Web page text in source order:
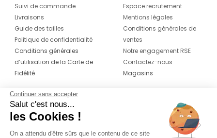
Des prix imbattables !
De -30 à -70%, votre magasin Degriffstock Aix-En-
Provence - Chaussures ne cessera de vous
surprendre avec ses arrivages hebdomadaires à prix
cassés et ses nouvelles collections pour femme,
homme et enfant.
Degriffstock Aix-En-Provence - Chaussures
s’engage à vous fournir le meilleur service aux
meilleurs prix toute l’année sur une large sélection
Suivi de commande
Livraisons
Guide des tailles
Politique de confidentialité
Conditions générales
d’utilisation de la Carte de
Fidélité
Espace recrutement
Mentions légales
Conditions générales de
ventes
Notre engagement RSE
Contactez-nous
Magasins
CONTACT
04 42 20 78 42
Du lundi au jeudi de 8h30 à 16h30 & le
Continuer sans accepter
Salut c'est nous...
les Cookies !
On a attendu d'être sûrs que le contenu de ce site